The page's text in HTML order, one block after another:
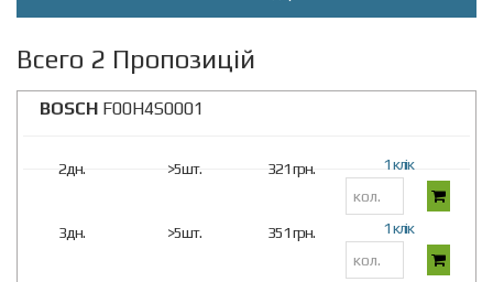
Всего 2 Пропозицій
BOSCH F00H4S0001
2дн. >5шт. 321 грн. 1 клік
3дн. >5шт. 351 грн. 1 клік